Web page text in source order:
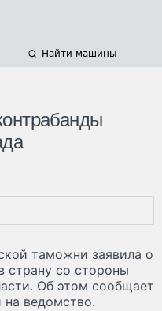
Найти машины
таможни заявила о
страну со стороны
Об этом сообщает
на ведомство.